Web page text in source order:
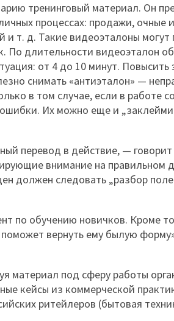
тренинговый материал. Он
процессах: продажи, очные
т. д. Такие видеоэталоны
По длительности видеоэталон
от 4 до 10 минут.
снимать «антиэталон» —
в том случае, если в работе
Их можно еще и
перевод в действие, —
внимание на правильном
должен следовать „разбор
по обучению новичков. Кроме
вернуть ему былую
материал под сферу работы
кейсы из коммерческой
ритейлеров (бытовая